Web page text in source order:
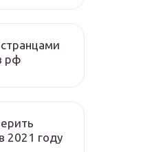
рф
2021 году